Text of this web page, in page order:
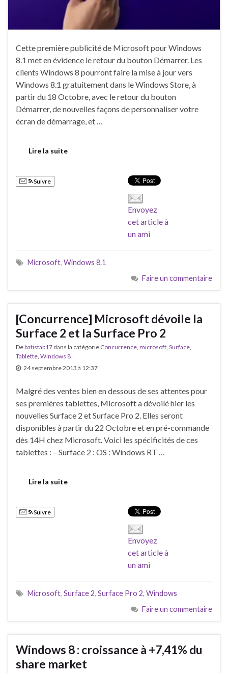
Cette première publicité de Microsoft pour Windows
8.1 met en évidence le retour du bouton Démarrer. Les
clients Windows 8 pourront faire la mise à jour vers
Windows 8.1 gratuitement dans le Windows Store, à
partir du 18 Octobre, avec le retour du bouton
Démarrer, de nouvelles façons de personnaliser votre
écran de démarrage, et …
Lire la suite
Suivre
Envoyez
cet article à
un ami
Microsoft, Windows 8.1
Faire un commentaire
[Concurrence] Microsoft dévoile la
Surface 2 et la Surface Pro 2
Debatistab17 dans la catégorie Concurrence microsoft Surface
Tablette Windows 8
24 septembre 2013 à 12:37
Malgré des ventes bien en dessous de ses attentes pour
ses premières tablettes, Microsoft a dévoilé hier les
nouvelles Surface 2 et Surface Pro 2. Elles seront
disponibles à partir du 22 Octobre et en pré-commande
dès 14H chez Microsoft. Voici les spécificités de ces
tablettes : – Surface 2 : OS : Windows RT …
Lire la suite
Suivre
Envoyez
cet article à
un ami
Microsoft, Surface 2, Surface Pro 2, Windows
Faire un commentaire
Windows 8 : croissance à +7,41% du
share market